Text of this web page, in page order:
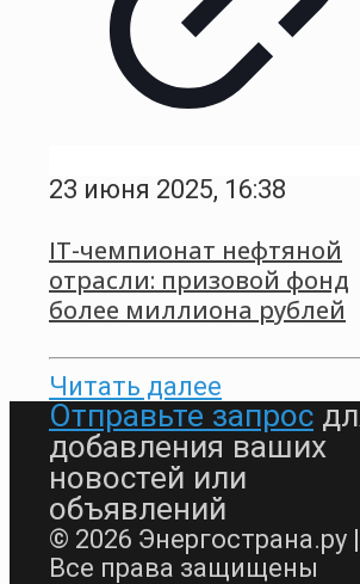
23 июня 2025, 16:38
IT-чемпионат нефтяной
отрасли: призовой фонд
более миллиона рублей
Читать далее
Отправьте запрос
добавления ваших
новостей или
объявлений
© 2026 Энергострана.ру |
Все права защищены